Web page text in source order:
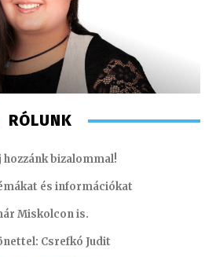
RÓLUNK
hozzánk bizalommal!
és információkat
Miskolcon is.
Csrefkó Judit